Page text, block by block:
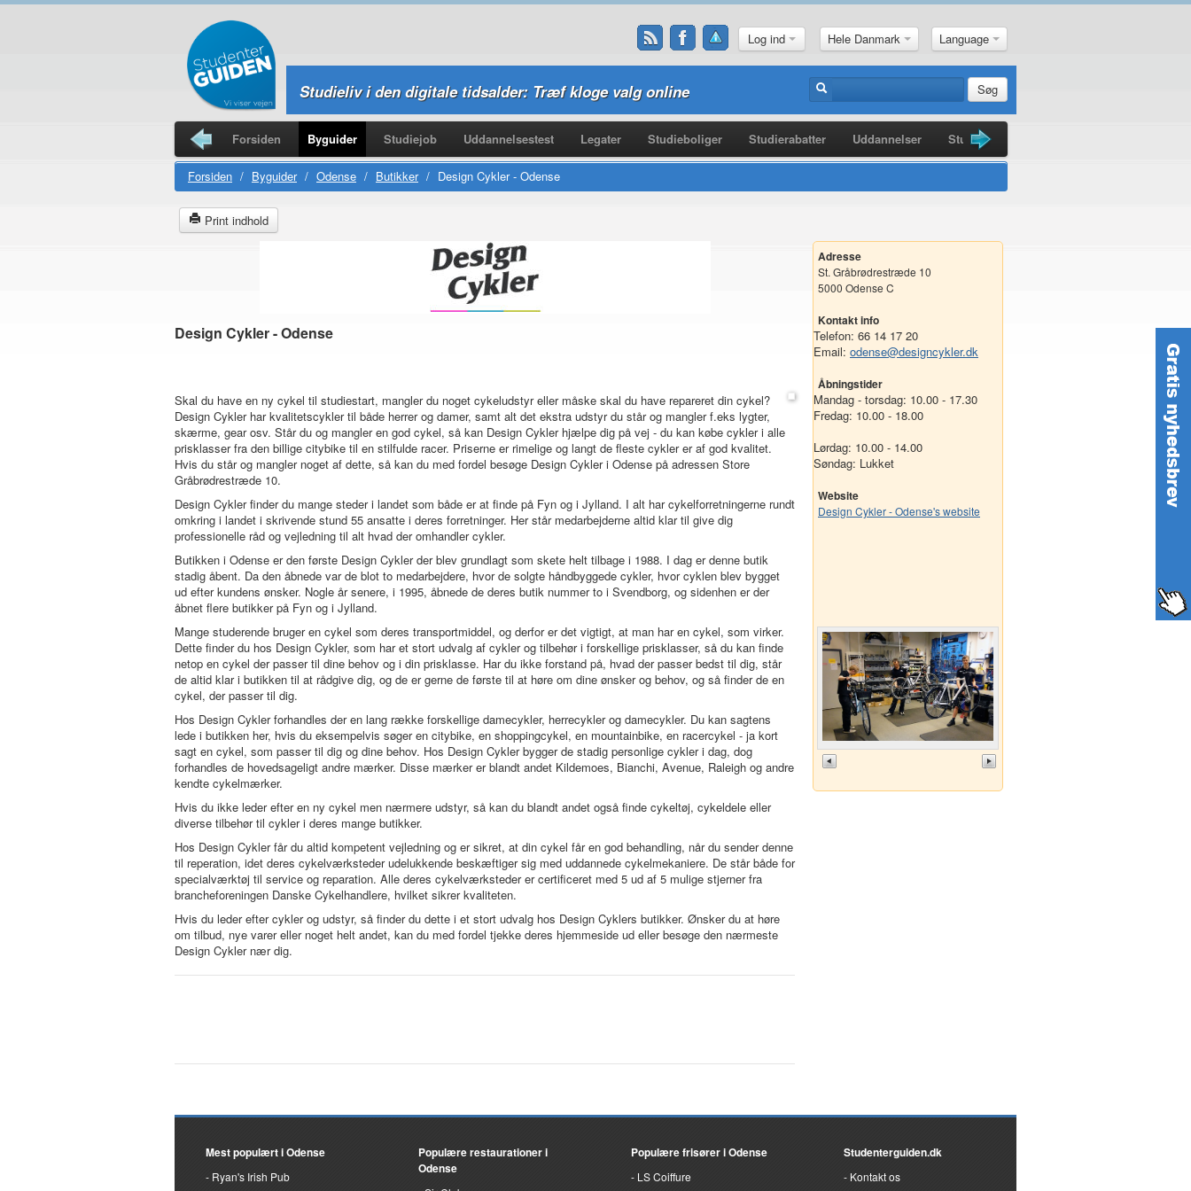
Log ind Hele Danmark Language
Studieliv i den digitale tidsalder: Træf kloge valg online Søg
Forsiden Byguider Studiejob Uddannelsestest Legater Studieboliger Studierabatter Uddannelser Studiebøger
Studierejser
Forsiden / Byguider / Odense / Butikker / Design Cykler - Odense
Print indhold
Design Cykler - Odense
Skal du have en ny cykel til studiestart, mangler du noget cykeludstyr eller måske skal du have repareret din cykel?
Design Cykler har kvalitetscykler til både herrer og damer, samt alt det ekstra udstyr du står og mangler f.eks lygter,
skærme, gear osv. Står du og mangler en god cykel, så kan Design Cykler hjælpe dig på vej - du kan købe cykler i alle
prisklasser fra den billige citybike til en stilfulde racer. Priserne er rimelige og langt de fleste cykler er af god kvalitet.
Hvis du står og mangler noget af dette, så kan du med fordel besøge Design Cykler i Odense på adressen Store
Gråbrødrestræde 10.
Design Cykler finder du mange steder i landet som både er at finde på Fyn og i Jylland. I alt har cykelforretningerne rundt
omkring i landet i skrivende stund 55 ansatte i deres forretninger. Her står medarbejderne altid klar til give dig
professionelle råd og vejledning til alt hvad der omhandler cykler.
Butikken i Odense er den første Design Cykler der blev grundlagt som skete helt tilbage i 1988. I dag er denne butik
stadig åbent. Da den åbnede var de blot to medarbejdere, hvor de solgte håndbyggede cykler, hvor cyklen blev bygget
ud efter kundens ønsker. Nogle år senere, i 1995, åbnede de deres butik nummer to i Svendborg, og sidenhen er der
åbnet flere butikker på Fyn og i Jylland.
Mange studerende bruger en cykel som deres transportmiddel, og derfor er det vigtigt, at man har en cykel, som virker.
Dette finder du hos Design Cykler, som har et stort udvalg af cykler og tilbehør i forskellige prisklasser, så du kan finde
netop en cykel der passer til dine behov og i din prisklasse. Har du ikke forstand på, hvad der passer bedst til dig, står
de altid klar i butikken til at rådgive dig, og de er gerne de første til at høre om dine ønsker og behov, og så finder de en
cykel, der passer til dig.
Hos Design Cykler forhandles der en lang række forskellige damecykler, herrecykler og damecykler. Du kan sagtens
lede i butikken her, hvis du eksempelvis søger en citybike, en shoppingcykel, en mountainbike, en racercykel - ja kort
sagt en cykel, som passer til dig og dine behov. Hos Design Cykler bygger de stadig personlige cykler i dag, dog
forhandles de hovedsageligt andre mærker. Disse mærker er blandt andet Kildemoes, Bianchi, Avenue, Raleigh og andre
kendte cykelmærker.
Hvis du ikke leder efter en ny cykel men nærmere udstyr, så kan du blandt andet også finde cykeltøj, cykeldele eller
diverse tilbehør til cykler i deres mange butikker.
Hos Design Cykler får du altid kompetent vejledning og er sikret, at din cykel får en god behandling, når du sender denne
til reperation, idet deres cykelværksteder udelukkende beskæftiger sig med uddannede cykelmekaniere. De står både for
specialværktøj til service og reparation. Alle deres cykelværksteder er certificeret med 5 ud af 5 mulige stjerner fra
brancheforeningen Danske Cykelhandlere, hvilket sikrer kvaliteten.
Hvis du leder efter cykler og udstyr, så finder du dette i et stort udvalg hos Design Cyklers butikker. Ønsker du at høre
om tilbud, nye varer eller noget helt andet, kan du med fordel tjekke deres hjemmeside ud eller besøge den nærmeste
Design Cykler nær dig.
Adresse
St. Gråbrødrestræde 10
5000 Odense C
Kontakt info
Telefon: 66 14 17 20
Email: odense@designcykler.dk
Åbningstider
Mandag - torsdag: 10.00 - 17.30
Fredag: 10.00 - 18.00
Lørdag: 10.00 - 14.00
Søndag: Lukket
Website
Design Cykler - Odense's website
Mest populært i Odense
Ryan's Irish Pub
Populære restaurationer i
Odense
Populære frisører i Odense
LS Coiffure
Studenterguiden.dk
Kontakt os